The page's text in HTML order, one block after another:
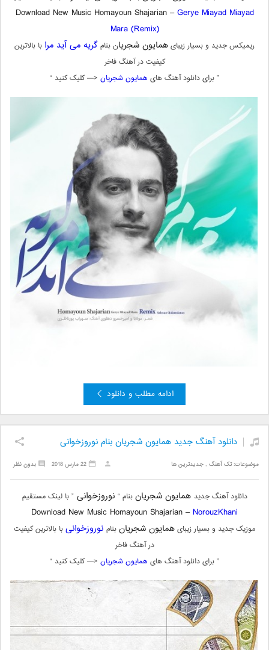
Download New Music Homayoun Shajarian –Gerye Miayad Miayad
Mara (Remix)
ریمیکس جدید و بسیار زیبایهمایون شجریان بنام گریه می آید مرا با بالاترین
کیفیت در آهنگ فاخر
” برای دانلود آهنگ های همایون شجریان <— کلیک کنید “
ادامه مطلب و دانلود
دانلود آهنگ جدید همایون شجریان بنام نوروزخوانی
موضوعات:تک آهنگ ,جدیدترین ها بدون نظر 22 مارس 2018
دانلود آهنگ جدید همایون شجریانبنام “ نوروزخوانی” با لینک مستقیم
Download New Music Homayoun Shajarian – NorouzKhani
موزیک جدید و بسیار زیبایهمایون شجریانبنام نوروزخوانیبا بالاترین کیفیت
در آهنگ فاخر
” برای دانلود آهنگ های همایون شجریان <— کلیک کنید “